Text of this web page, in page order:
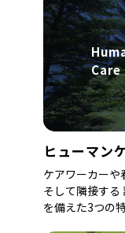
Care
ヒューマン
ケアワーカーや
そして隣接する
を備えた3つの